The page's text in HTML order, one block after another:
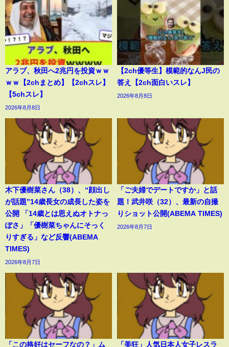
アラブ、秋田へ2兆円を投資ｗｗ
ｗｗ【2chまとめ】【2chスレ】
【5chスレ】
2026年8月8日
【2ch優等生】模範的なんJ民の
答え【2ch面白いスレ】
2026年8月8日
木下優樹菜さん（38）、“顔出し
が話題”14歳長女の成長した姿を
公開 「14歳とは思えぬオトナっ
ぽさ」「優樹菜ちゃんにそっく
りすぎる」など反響(ABEMA
TIMES)
2026年8月7日
「ご夫婦でデートですか」と話
題！武井咲（32）、最新の自撮
りショット公開(ABEMA TIMES)
2026年8月7日
「この格好はセーフなの？」ム
「美狂」人気日本人女子レスラ